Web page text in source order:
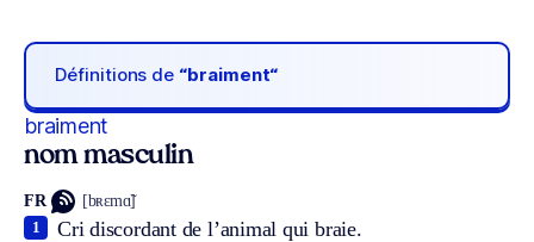
Définitions de “braiment“
braiment
nom masculin
FR [bʀɛmɑ̃]
Cri discordant de l’animal qui braie.
1